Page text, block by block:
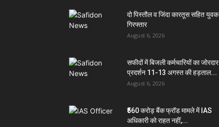
दो पिस्तौल व जिंदा कारतूस सहित युवक
गिरफ्तार
August 6, 2026
सफीदों में बिजली कर्मचारियों का जोरदार
प्रदर्शन 11-13 अगस्त की हड़ताल...
August 6, 2026
₹560 करोड़ बैंक फ्रॉड मामले में IAS
अधिकारी को राहत नहीं,...